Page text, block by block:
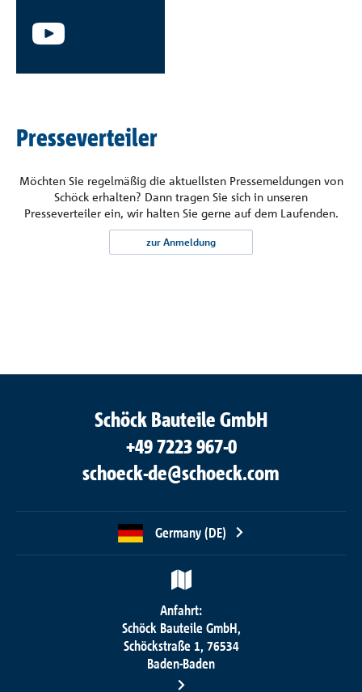
Presseverteiler
Möchten Sie regelmäßig die aktuellsten Pressemeldungen von
Schöck erhalten? Dann tragen Sie sich in unseren
Presseverteiler ein, wir halten Sie gerne auf dem Laufenden.
zur Anmeldung
Schöck Bauteile GmbH
+49 7223 967-0
schoeck-de@schoeck.com
Germany (DE)
Anfahrt:
Schöck Bauteile GmbH,
Schöckstraße 1, 76534
Baden-Baden